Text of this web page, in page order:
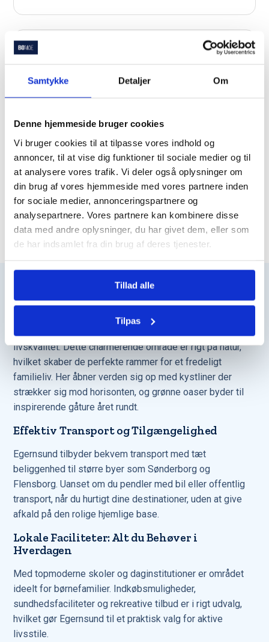
Samtykke Detaljer Om
Denne hjemmeside bruger cookies
Vi bruger cookies til at tilpasse vores indhold og
annoncer, til at vise dig funktioner til sociale medier og til
at analysere vores trafik. Vi deler også oplysninger om
din brug af vores hjemmeside med vores partnere inden
for sociale medier, annonceringspartnere og
analysepartnere. Vores partnere kan kombinere disse
data med andre oplysninger, du har givet dem, eller som
de har indsamlet fra din brug af deres tjenester.
Tillad alle
Tilpas
Bolig i Egernsund: Livskvalitet i Unikke
Omgivelser
At finde bolig i Egernsund er at finde en perle af
livskvalitet. Dette charmerende område er rigt på natur,
hvilket skaber de perfekte rammer for et fredeligt
familieliv. Her åbner verden sig op med kystliner der
strækker sig mod horisonten, og grønne oaser byder til
inspirerende gåture året rundt.
Effektiv Transport og Tilgængelighed
Egernsund tilbyder bekvem transport med tæt
beliggenhed til større byer som Sønderborg og
Flensborg. Uanset om du pendler med bil eller offentlig
transport, når du hurtigt dine destinationer, uden at give
afkald på den rolige hjemlige base.
Lokale Faciliteter: Alt du Behøver i
Hverdagen
Med topmoderne skoler og daginstitutioner er området
ideelt for børnefamilier. Indkøbsmuligheder,
sundhedsfaciliteter og rekreative tilbud er i rigt udvalg,
hvilket gør Egernsund til et praktisk valg for aktive
livsstile.